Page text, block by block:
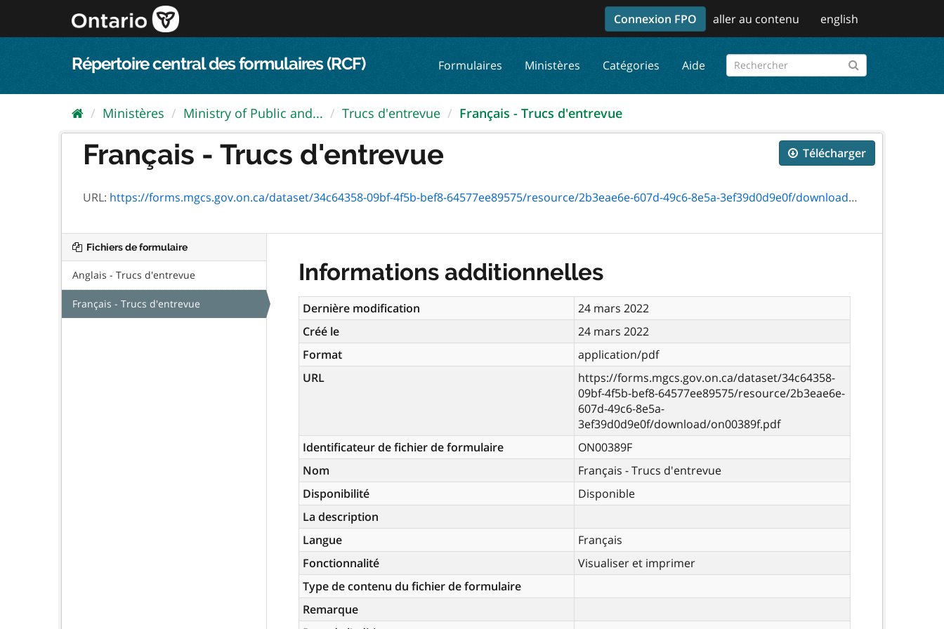
au
Connexion FPO aller au contenu english
Répertoire central des formulaires (RCF) Formulaires Ministères Catégories Aide
Ministères Ministry of Public and... Trucs d'entrevue Français - Trucs d'entrevue
Télécharger
Français - Trucs d'entrevue
URL: https://forms.mgcs.gov.on.ca/dataset/34c64358-09bf-4f5b-bef8-64577ee89575/resource/2b3eae6e-607d-49c6-8e5a-3ef39d0d9e0f/download/on00389f.pdf
Fichiers de formulaire
Anglais - Trucs d'entrevue
Français - Trucs d'entrevue
Informations additionnelles
Dernière modification
24 mars 2022
Créé le
24 mars 2022
Format
application/pdf
URL
https://forms.mgcs.gov.on.ca/dataset/34c64358-
09bf-4f5b-bef8-64577ee89575/resource/2b3eae6e-
607d-49c6-8e5a-
3ef39d0d9e0f/download/on00389f.pdf
Identificateur de fichier de formulaire
ON00389F
Nom
Français - Trucs d'entrevue
Disponibilité
Disponible
La description
Langue
Français
Fonctionnalité
Visualiser et imprimer
Type de contenu du fichier de formulaire
Remarque